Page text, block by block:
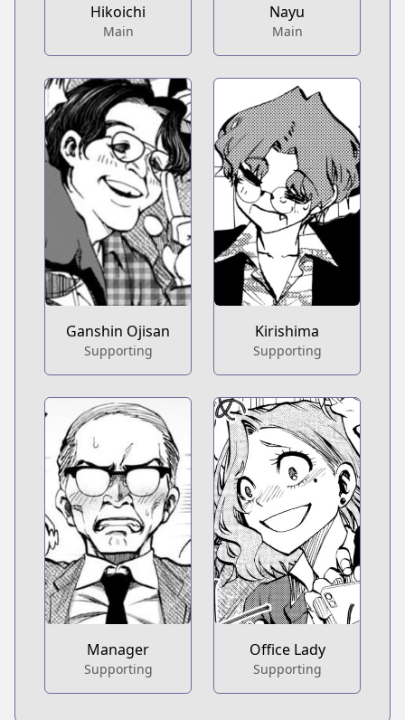
Hikoichi
Main
Nayu
Main
Ganshin Ojisan
Supporting
Kirishima
Supporting
Manager
Supporting
Office Lady
Supporting